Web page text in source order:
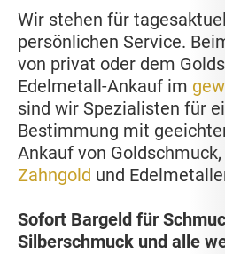
Wir stehen für
persönlichen Service.
von privat oder dem
Edelmetall-Ankauf im
sind wir Spezialisten für
Bestimmung mit
Ankauf von
Zahngold und
Sofort Bargeld für
Silberschmuck und alle